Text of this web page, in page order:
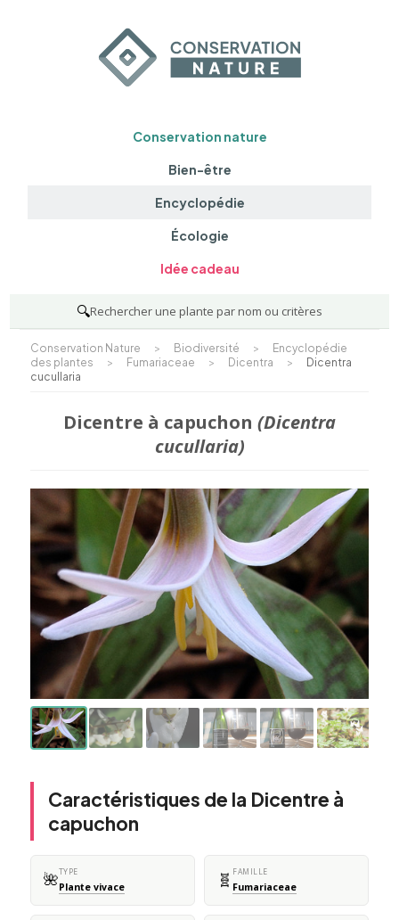
Conservation nature
Bien-être
Encyclopédie
Écologie
Idée cadeau
🔍Rechercher une plante par nom ou critères
Conservation Nature > Biodiversité >
Encyclopédie
des plantes
> Fumariaceae > Dicentra >
Dicentra
cucullaria
Dicentre à capuchon (Dicentra
cucullaria)
Caractéristiques de la Dicentre à
capuchon
🌺TYPE
Plante vivace 🧬 FAMILLE
Fumariaceae